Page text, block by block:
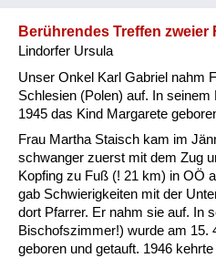
Juni/Juli 1945 „Freiwild“ – die
über sie verfügen, wie über eine
Tschechen und suchten junge M...
Berührendes Treffen zweier
Lindorfer Ursula
Unser Onkel Karl Gabriel nahm
Schlesien (Polen) auf. In seinem
1945 das Kind Margarete
Frau Martha Staisch kam im
schwanger zuerst mit dem Zug
Kopfing zu Fuß (! 21 km) in OÖ
gab Schwierigkeiten mit der
dort Pfarrer. Er nahm sie auf. In
Bischofszimmer!) wurde am 15.
geboren und getauft. 1946